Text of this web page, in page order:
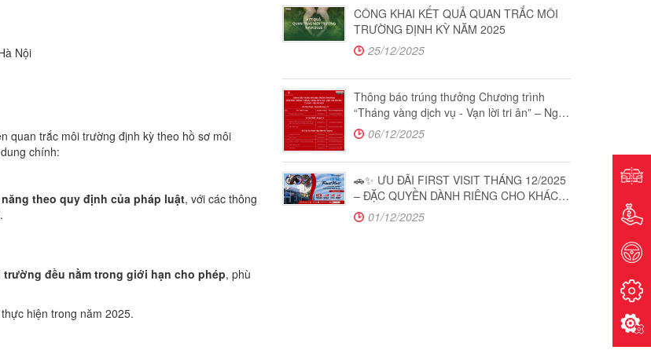
Xem chi tiết
Nội
quan trắc môi trường định kỳ theo hồ sơ môi
chính:
theo quy định của pháp luật, với các thông
đều nằm trong giới hạn cho phép, phù
hiện trong năm 2025.
CÔNG KHAI KẾT QUẢ QUAN TRẮC MÔI
TRƯỜNG ĐỊNH KỲ NĂM 2025
25/12/2025
Thông báo trúng thưởng Chương trình
“Tháng vàng dịch vụ - Vạn lời tri ân” – Ngày
quay thưởng: 06/12/2025
06/12/2025
🚗✨ ƯU ĐÃI FIRST VISIT THÁNG 12/2025
– ĐẶC QUYỀN DÀNH RIÊNG CHO KHÁCH
HÀNG LẦN ĐẦU TẠI TOYOTA HOÀN KIẾM
01/12/2025